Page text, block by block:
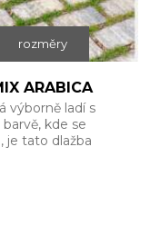
rozměry
ARABICA
výborně ladí s
kde se
je tato dlažba